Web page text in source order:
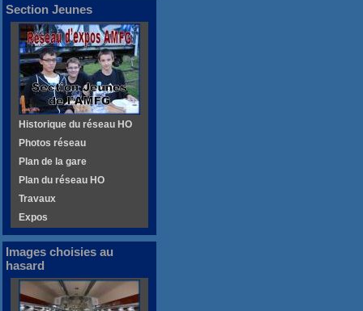
Section Jeunes
Historique du réseau HO
Photos réseau
Plan de la gare
Plan du réseau HO
Travaux
Expos
Images choisies au
hasard